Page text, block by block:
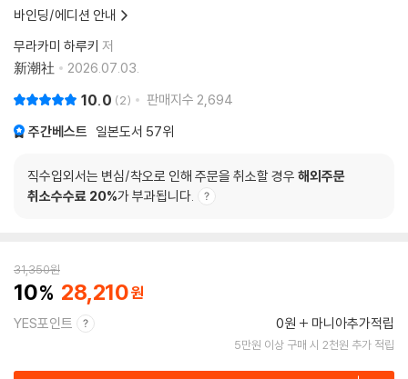
바인딩/에디션 안내
무라카미 하루키 저
新潮社
2026.07.03.
10.0 2 판매지수 2,694
주간베스트 일본도서 57위
직수입외서는 변심/착오로 인해 주문을 취소할 경우 해외주문
취소수수료 20%가 부과됩니다.
31,350원
10 28,210
YES포인트 0원 마니아추가적립
5만원 이상 구매 시 2천원 추가 적립